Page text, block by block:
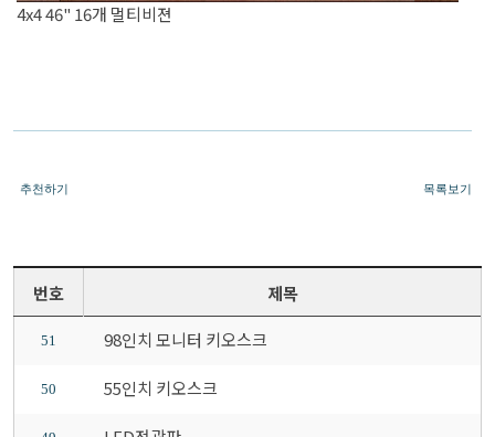
4x4 46" 16개 멀티비젼
추천하기 목록보기
번호 제목
51 98인치 모니터 키오스크
50 55인치 키오스크